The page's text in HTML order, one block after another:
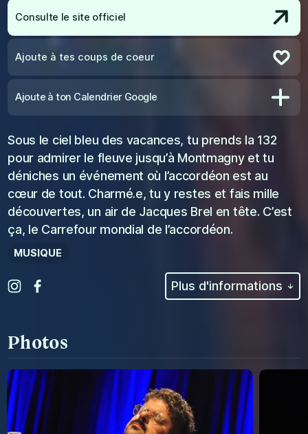
Consulte le site officiel
Ajoute à tes coups de coeur
Ajoute à ton Calendrier Google
Sous le ciel bleu des vacances, tu prends la 132
pour admirer le fleuve jusqu’à Montmagny et tu
déniches un événement où l’accordéon est au
cœur de tout. Charmé.e, tu y restes et fais mille
découvertes, un air de Jacques Brel en tête. C’est
ça, le Carrefour mondial de l’accordéon.
MUSIQUE
Plus d'informations
Photos